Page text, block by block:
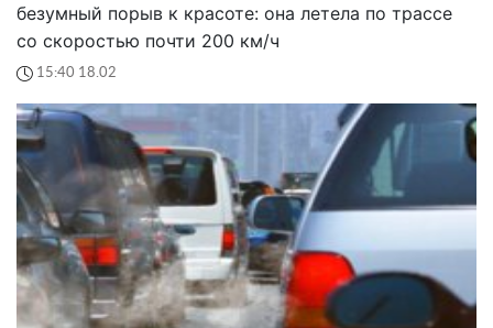
безумный порыв к красоте: она летела по трассе
со скоростью почти 200 км/ч
15:40 18.02